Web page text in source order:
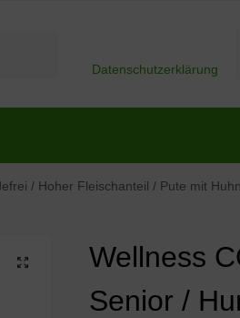
Datenschutzerklärung
/ Hoher Fleischanteil / Pute mit
Wellness
Senior /